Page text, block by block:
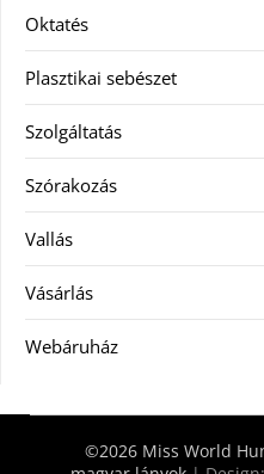
Oktatés
Plasztikai sebészet
Szolgáltatás
Szórakozás
Vallás
Vásárlás
Webáruház
©2026 Miss World